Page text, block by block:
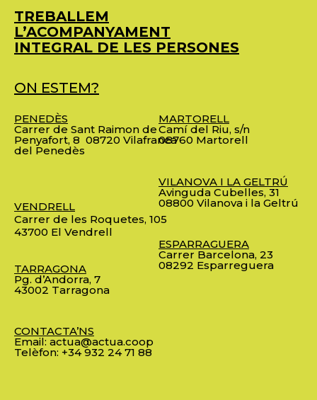
TREBALLEM
L’ACOMPANYAMENT
INTEGRAL DE LES PERSONES
ON ESTEM?
PENEDÈS
Carrer de Sant Raimon de
Penyafort, 8 08720 Vilafranca
del Penedès
VENDRELL
Carrer de les Roquetes, 105
43700 El Vendrell
TARRAGONA
Pg. d’Andorra, 7
43002 Tarragona
CONTACTA’NS
Email: actua@actua.coop
Telèfon: +34 932 24 71 88
MARTORELL
Camí del Riu, s/n
08760 Martorell
VILANOVA I LA GELTRÚ
Avinguda Cubelles, 31
08800 Vilanova i la Geltrú
ESPARRAGUERA
Carrer Barcelona, 23
08292 Esparreguera